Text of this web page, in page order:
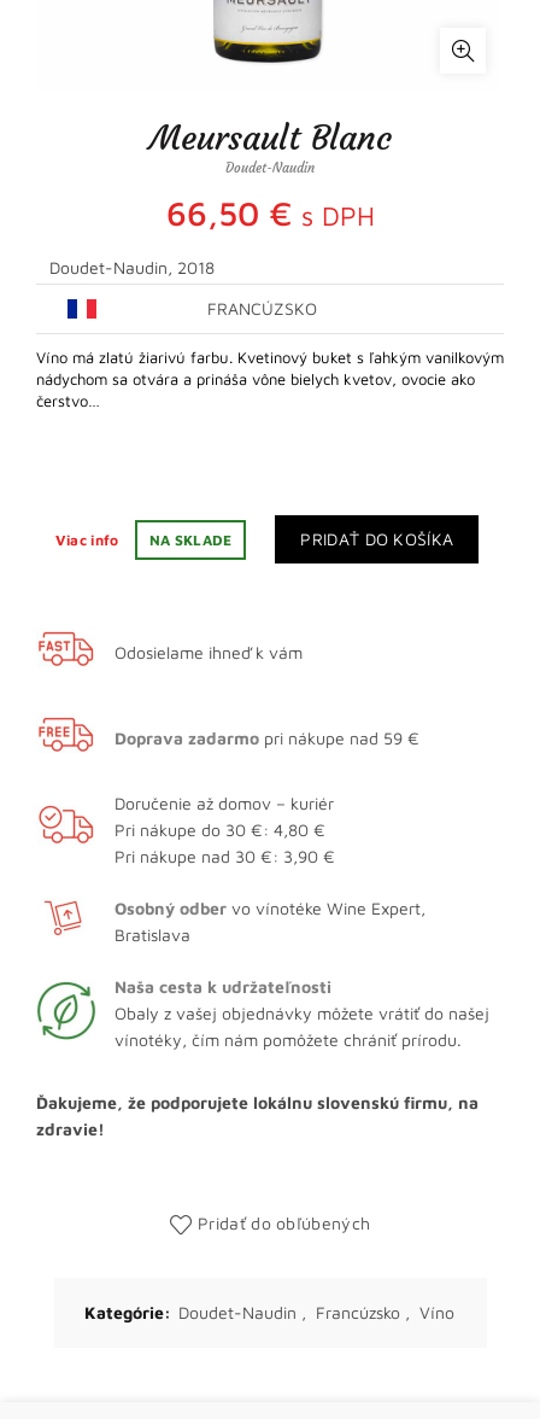
Meursault Blanc
Doudet-Naudin
66,50 € s DPH
Doudet-Naudin, 2018
FRANCÚZSKO
Víno má zlatú žiarivú farbu. Kvetinový buket s ľahkým vanilkovým
nádychom sa otvára a prináša vône bielych kvetov, ovocie ako
čerstvo…
Viac info NA SKLADE PRIDAŤ DO KOŠÍKA
Odosielame ihneď k vám
Doprava zadarmo pri nákupe nad 59 €
Doručenie až domov – kuriér
Pri nákupe do 30 €: 4,80 €
Pri nákupe nad 30 €: 3,90 €
Osobný odber vo vínotéke Wine Expert,
Bratislava
Naša cesta k udržateľnosti
Obaly z vašej objednávky môžete vrátiť do našej
vínotéky, čím nám pomôžete chrániť prírodu.
Ďakujeme, že podporujete lokálnu slovenskú firmu, na
zdravie!
Pridať do obľúbených
Kategórie: Doudet-Naudin , Francúzsko , Víno